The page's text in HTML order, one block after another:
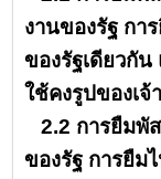
งานของรัฐ กา
ของรัฐเดียวกั
ใช้คงรูปของเ
2.2 การยืมพั
ของรัฐ การยืม